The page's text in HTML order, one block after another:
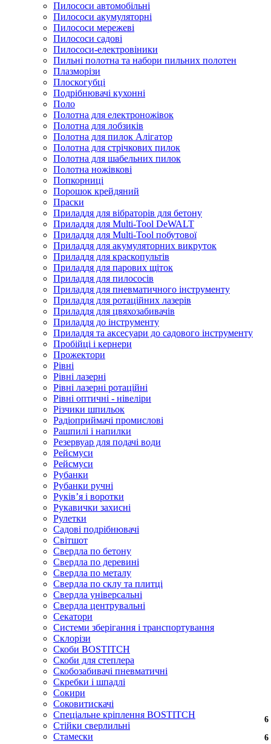
Пилососи автомобільні
Пилососи акумуляторні
Пилососи мережеві
Пилососи садові
Пилососи-електровіники
Пильні полотна та набори пильних полотен
Плазморізи
Плоскогубці
Подрібнювачі кухонні
Поло
Полотна для електроножівок
Полотна для лобзиків
Полотна для пилок Алігатор
Полотна для стрічкових пилок
Полотна для шабельних пилок
Полотна ножівкові
Попкорниці
Порошок крейдяний
Праски
Приладдя для вібраторів для бетону
Приладдя для Multi-Tool DeWALT
Приладдя для Multi-Tool побутової
Приладдя для акумуляторних викруток
Приладдя для краскопультів
Приладдя для парових щіток
Приладдя для пилососів
Приладдя для пневматичного інструменту
Приладдя для ротаційних лазерів
Приладдя для цвяхозабивачів
Приладдя до інструменту
Приладдя та аксесуари до садового інструменту
Пробійці і кернери
Прожектори
Рівні
Рівні лазерні
Рівні лазерні ротаційні
Рівні оптичні - нівеліри
Різчики шпильок
Радіоприймачі промислові
Рашпилі і напилки
Резервуар для подачі води
Рейсмуси
Рейсмуси
Рубанки
Рубанки ручні
Руківʼя і воротки
Рукавички захисні
Рулетки
Садові подрібнювачі
Світшот
Свердла по бетону
Свердла по деревині
Свердла по металу
Свердла по склу та плитці
Свердла універсальні
Свердла центрувальні
Секатори
Системи зберігання і транспортування
Склорізи
Скоби BOSTITCH
Скоби для степлера
Скобозабивачі пневматичні
Скребки і шпадлі
Сокири
Соковитискачі
Спеціальне кріплення BOSTITCH
Стійки сверлильні
Стамески
6
6